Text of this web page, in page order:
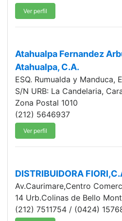
Ver perfil
Atahualpa Fernandez
Atahualpa, C.A.
ESQ. Rumualda y Manduca,
S/N URB: La Candelaria,
Zona Postal 1010
(212) 5646937
Ver perfil
DISTRIBUIDORA
Av.Caurimare,Centro
14 Urb.Colinas de Bello
(212) 7511754 / (0424)